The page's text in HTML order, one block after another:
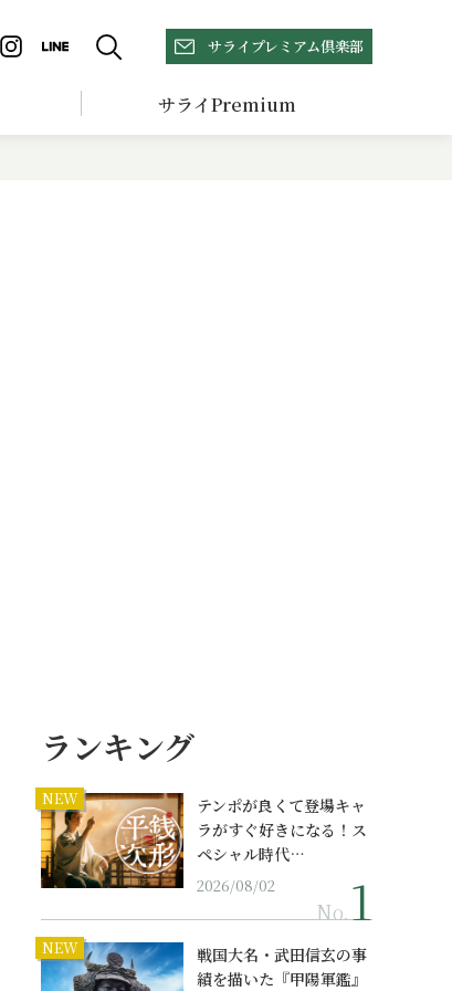
サライプレミアム倶楽部
サライPremium
ランキング
NEW
テンポが良くて登場キャ
ラがすぐ好きになる！ス
ペシャル時代…
2026/08/02
No.
NEW
戦国大名・武田信玄の事
績を描いた『甲陽軍鑑』